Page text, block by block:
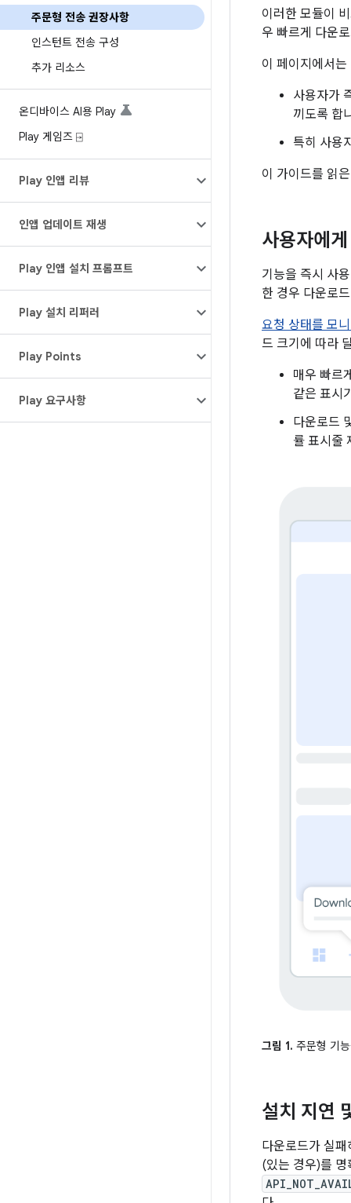
주문형 전송 권장사항
인스턴트 전송 구성
추가 리소스
온디바이스 AI용 Play
Play 게임즈 ⍈
Play 인앱 리뷰
인앱 업데이트 재생
Play 인앱 설치 프롬프트
Play 설치 리퍼러
Play Points
Play 요구사항
이러한 모듈이
우 빠르게 다운
이 페이지에서
사용자가
끼도록 합
특히 사용
이 가이드를 읽
사용자에
기능을 즉시 사
한 경우 다운로
요청 상태를 모
드 크기에 따라
매우 빠르
같은 표시
다운로드
률 표시줄
그림 1. 주문형 기
설치 지연
다운로드가 실
(있는 경우)를